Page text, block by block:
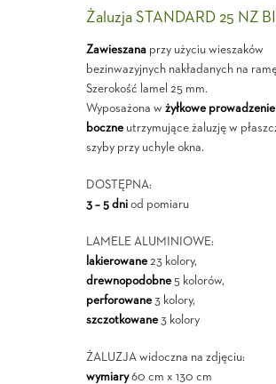
Żaluzja STANDARD 25 NZ
Zawieszanaprzy użyciu wieszaków
bezinwazyjnych nakładanych na
Szerokość lamel 25 mm.
Wyposażona w żyłkowe prowadzenie
boczneutrzymujące żaluzję w
szyby przy uchyle okna.
DOSTĘPNA:
3 – 5 dniod pomiaru
LAMELE ALUMINIOWE:
lakierowane23 kolory,
drewnopodobne5 kolorów,
perforowane3 kolory,
szczotkowane3 kolory
ŻALUZJA widoczna na zdjęciu:
wymiary60 cm x 130 cm